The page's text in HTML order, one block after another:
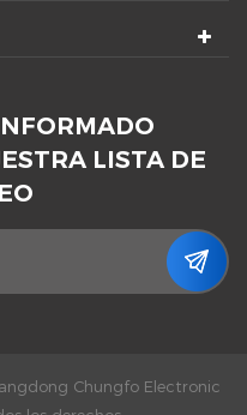
LISTA DE
Chungfo Electronic